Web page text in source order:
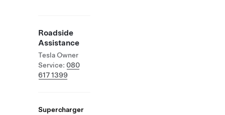
Roadside
Assistance
Tesla Owner
Service: 080
617 1399
Supercharger